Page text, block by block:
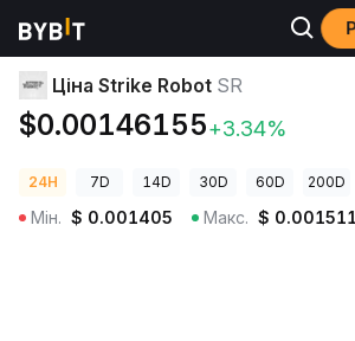
Ціни криптовалют Ціна Strike Robot SR
Ціна Strike Robot SR
$0.00146155+3.34%
24H 7D 14D 30D 60D 200D
Мін. $ 0.001405 Макс. $ 0.001511